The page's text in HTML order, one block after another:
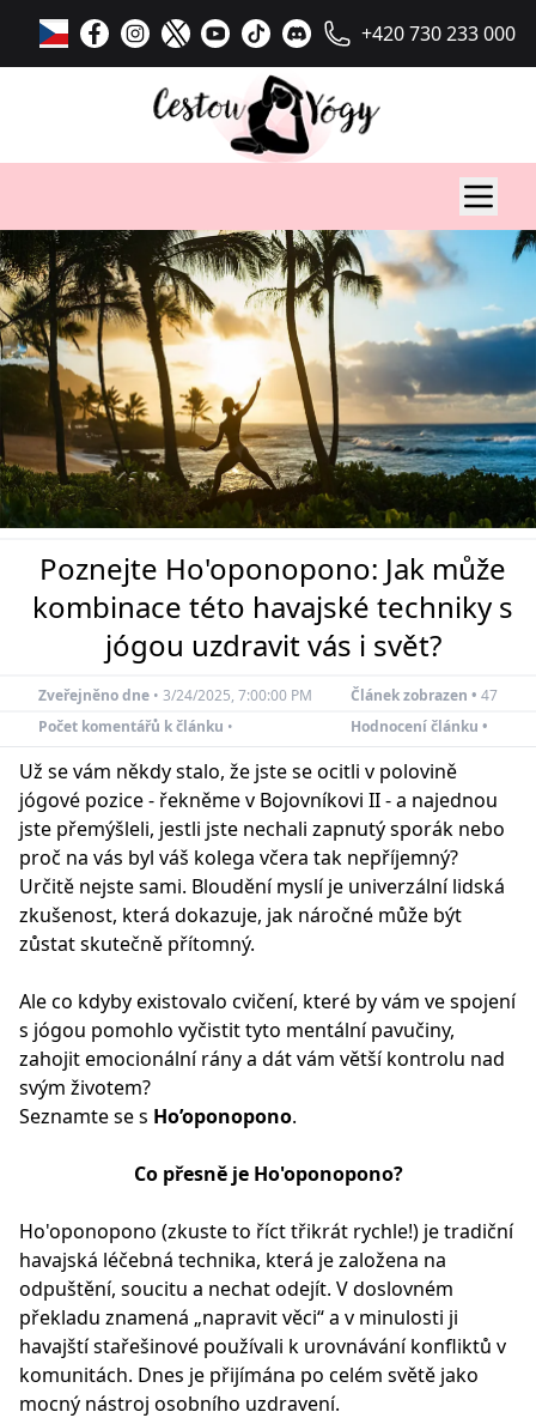
+420 730 233 000
Poznejte Ho'oponopono: Jak může
kombinace této havajské techniky s
jógou uzdravit vás i svět?
Zveřejněno dne • 3/24/2025, 7:00:00 PM Článek zobrazen • 47
Počet komentářů k článku • Hodnocení článku •
Už se vám někdy stalo, že jste se ocitli v polovině
jógové pozice - řekněme v Bojovníkovi II - a najednou
jste přemýšleli, jestli jste nechali zapnutý sporák nebo
proč na vás byl váš kolega včera tak nepříjemný?
Určitě nejste sami. Bloudění myslí je univerzální lidská
zkušenost, která dokazuje, jak náročné může být
zůstat skutečně přítomný.
Ale co kdyby existovalo cvičení, které by vám ve spojení
s jógou pomohlo vyčistit tyto mentální pavučiny,
zahojit emocionální rány a dát vám větší kontrolu nad
svým životem?
Seznamte se s Ho’oponopono.
Co přesně je Ho'oponopono?
Ho'oponopono (zkuste to říct třikrát rychle!) je tradiční
havajská léčebná technika, která je založena na
odpuštění, soucitu a nechat odejít. V doslovném
překladu znamená „napravit věci“ a v minulosti ji
havajští stařešinové používali k urovnávání konfliktů v
komunitách. Dnes je přijímána po celém světě jako
mocný nástroj osobního uzdravení.